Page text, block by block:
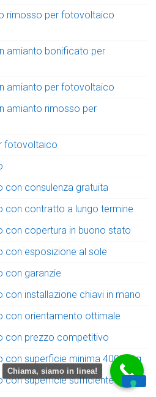
rimosso per fotovoltaico
amianto bonificato per
amianto per fotovoltaico
amianto rimosso per
fotovoltaico
consulenza gratuita
contratto a lungo termine
copertura in buono stato
esposizione al sole
garanzie
installazione chiavi in mano
orientamento ottimale
prezzo competitivo
superficie minima 4000 mq
superficie sufficiente
Chiama, siamo in linea!